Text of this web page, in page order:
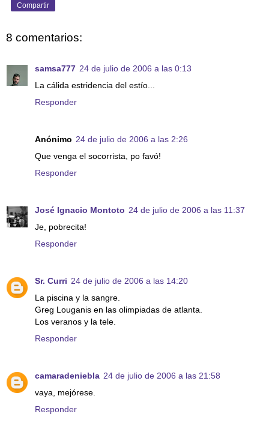
Compartir
8 comentarios:
samsa777 24 de julio de 2006 a las 0:13
La cálida estridencia del estío...
Responder
Anónimo 24 de julio de 2006 a las 2:26
Que venga el socorrista, po favó!
Responder
José Ignacio Montoto 24 de julio de 2006 a las 11:37
Je, pobrecita!
Responder
Sr. Curri 24 de julio de 2006 a las 14:20
La piscina y la sangre.
Greg Louganis en las olimpiadas de atlanta.
Los veranos y la tele.
Responder
camaradeniebla 24 de julio de 2006 a las 21:58
vaya, mejórese.
Responder